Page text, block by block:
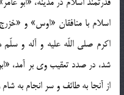
اسلام با منافقان «اوس» و
اكرم صلي اللّه عليه و آله و
شد، در صدد تعقيب وي بر آمد،
از آنجا به طائف و سر انجام به